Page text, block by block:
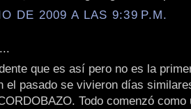
DE 2009 A LAS 9:39 P.M.
que es así pero no es la
el pasado se vivieron días
Todo comenzó como